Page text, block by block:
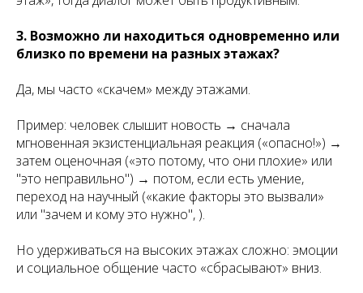
3. Возможно ли находиться одновременно или
близко по времени на разных этажах?
Да, мы часто «скачем» между этажами.
Пример: человек слышит новость → сначала
мгновенная экзистенциальная реакция («опасно!») →
затем оценочная («это потому, что они плохие» или
"это неправильно") → потом, если есть умение,
переход на научный («какие факторы это вызвали»
или "зачем и кому это нужно", ).
Но удерживаться на высоких этажах сложно: эмоции
и социальное общение часто «сбрасывают» вниз.